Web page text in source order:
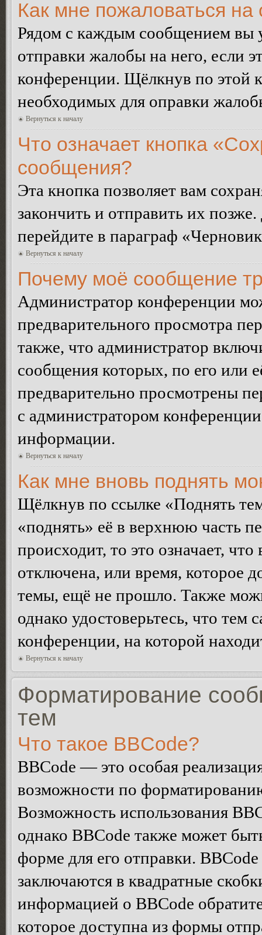
Как мне пожаловаться
Рядом с каждым сообщением вы
отправки жалобы на него, если
конференции. Щёлкнув по этой
необходимых для оправки
Вернуться к началу
Что означает кнопка
сообщения?
Эта кнопка позволяет вам
закончить и отправить их
перейдите в параграф
Вернуться к началу
Почему моё сообщение
Администратор конференции
предварительного просмотра
также, что администратор
сообщения которых, по его или
предварительно просмотрены
с администратором
информации.
Вернуться к началу
Как мне вновь поднять
Щёлкнув по ссылке «Поднять
«поднять» её в верхнюю часть
происходит, то это означает,
отключена, или время, которое
темы, ещё не прошло. Также
однако удостоверьтесь, что
конференции, на которой
Вернуться к началу
Форматирование
тем
Что такое BBCode?
BBCode — это особая
возможности по
Возможность использования
однако BBCode также может
форме для его отправки.
заключаются в квадратные
информацией о BBCode
которое доступна из формы